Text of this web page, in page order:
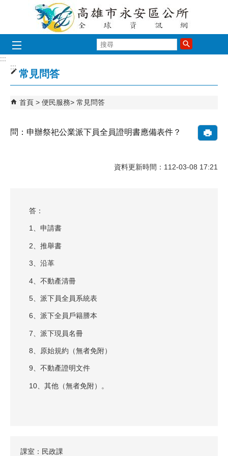
跳到主要內容區塊
尋
:::
:::
常見問答
首頁 便民服務 常見問答
問：申辦祭祀公業派下員全員證明書應備表件？
資料更新時間：112-03-08 17:21
答：
1、申請書
2、推舉書
3、沿革
4、不動產清冊
5、派下員全員系統表
6、派下全員戶籍謄本
7、派下現員名冊
8、原始規約（無者免附）
9、不動產證明文件
10、其他（無者免附）。
課室：民政課